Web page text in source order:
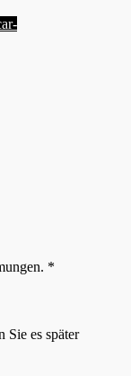
*